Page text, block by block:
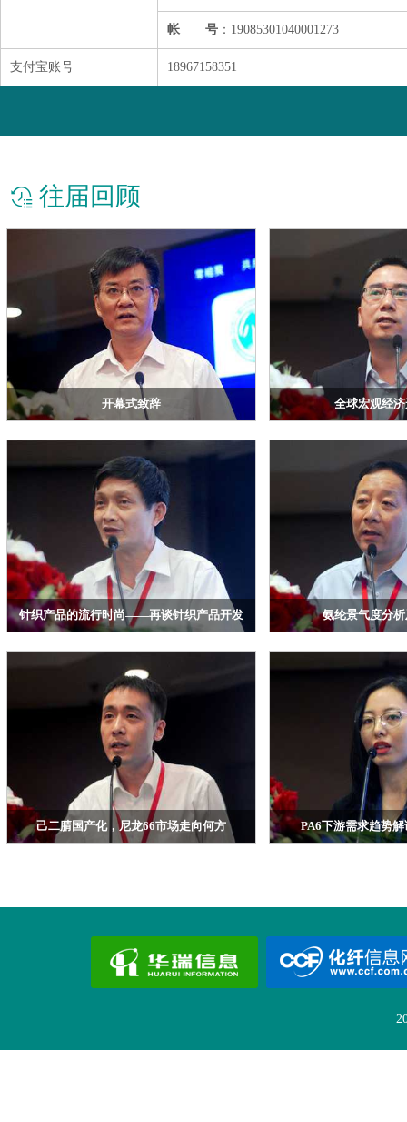
帐 号 ：19085301040001273
支付宝账号 18967158351
往届回顾
开幕式致辞 全球宏观经
针织产品的流行时尚——再谈针织产品开发 氨纶景气度分
专业委员会 常
己二腈国产化，尼龙66市场走向何方 PA6下游需求趋势